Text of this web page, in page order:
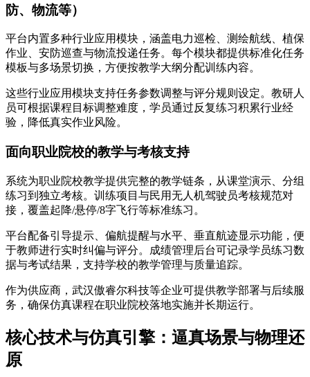
防、物流等）
平台内置多种行业应用模块，涵盖电力巡检、测绘航线、植保
作业、安防巡查与物流投递任务。每个模块都提供标准化任务
模板与多场景切换，方便按教学大纲分配训练内容。
这些行业应用模块支持任务参数调整与评分规则设定。教研人
员可根据课程目标调整难度，学员通过反复练习积累行业经
验，降低真实作业风险。
面向职业院校的教学与考核支持
系统为职业院校教学提供完整的教学链条，从课堂演示、分组
练习到独立考核。训练项目与民用无人机驾驶员考核规范对
接，覆盖起降/悬停/8字飞行等标准练习。
平台配备引导提示、偏航提醒与水平、垂直航迹显示功能，便
于教师进行实时纠偏与评分。成绩管理后台可记录学员练习数
据与考试结果，支持学校的教学管理与质量追踪。
作为供应商，武汉傲睿尔科技等企业可提供教学部署与后续服
务，确保仿真课程在职业院校落地实施并长期运行。
核心技术与仿真引擎：逼真场景与物理还
原